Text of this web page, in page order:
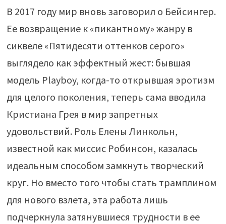
В 2017 году мир вновь заговорил о Бейсингер.
Ее возвращение к «пикантному» жанру в
сиквеле «Пятидесяти оттенков серого»
выглядело как эффектный жест: бывшая
модель Playboy, когда-то открывшая эротизм
для целого поколения, теперь сама вводила
Кристиана Грея в мир запретных
удовольствий. Роль Елены Линкольн,
известной как миссис Робинсон, казалась
идеальным способом замкнуть творческий
круг. Но вместо того чтобы стать трамплином
для нового взлета, эта работа лишь
подчеркнула затянувшиеся трудности в ее